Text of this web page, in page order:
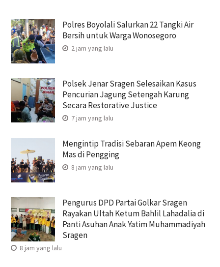
Polres Boyolali Salurkan 22 Tangki Air
Bersih untuk Warga Wonosegoro
2 jam yang lalu
Polsek Jenar Sragen Selesaikan Kasus
Pencurian Jagung Setengah Karung
Secara Restorative Justice
7 jam yang lalu
Mengintip Tradisi Sebaran Apem Keong
Mas di Pengging
8 jam yang lalu
Pengurus DPD Partai Golkar Sragen
Rayakan Ultah Ketum Bahlil Lahadalia di
Panti Asuhan Anak Yatim Muhammadiyah
Sragen
8 jam yang lalu